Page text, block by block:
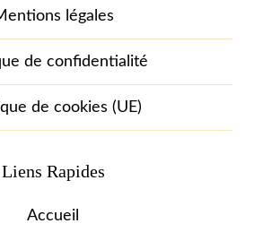
légales
de confidentialité
de cookies (UE)
Liens Rapides
Accueil